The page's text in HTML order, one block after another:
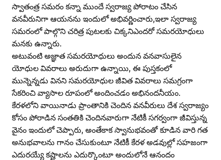
స్వాతంత్ర సమరం కన్నా ముందే స్వరాజ్య పోరాటం చేసిన
వనవీరునిగా ఆయనను ఇందులో అభివర్ణించారు,ఇలా స్వరాజ్య
సమరంలో పాల్గొని చరిత్ర పుటలకు చిక్కనిఎందరో సమరయోధులు
మనకు ఉన్నారు.
అటువంటి అజ్ఞాత సమరయోధులు అందున వనవాసులైన
యోధుల వివరాలు అరుదుగా ఉన్నాయి, ఈ పుస్తకంలో
మున్నెన్నడు వినని సమరయోధుల జీవిత వివరాలు సమగ్రంగా
సేకరించి వ్యాసాల రూపంలో అందించడం అభినందనీయం.
కేరళలోని వాయినాడు ప్రాంతానికి చెందిన వనవీరులు దేశ స్వరాజ్యం
కోసం పోరాడిన సంతతికి చెందినవారుగా నేటికీ సగర్వంగా జీవిస్తున్న
వైనం ఇందులో చెప్పారు, అంతేకాక స్వానుభవంతో కూడిన వారి గత
అనుభవాలను గానం చేసుకుంటూ నేటికీ కేరళ అడవుల్లో సహజంగా
ఎదురయ్యే కష్టాలను ఎదుర్కొంటూ అందులోనే ఆనందం